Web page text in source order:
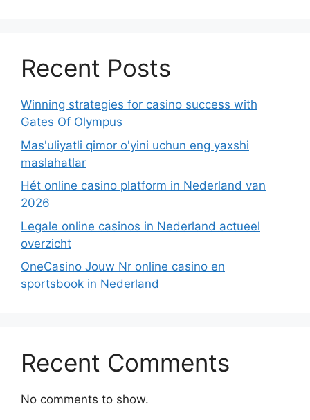
Recent Posts
Winning strategies for casino success with
Gates Of Olympus
Mas'uliyatli qimor o'yini uchun eng yaxshi
maslahatlar
Hét online casino platform in Nederland van
2026
Legale online casinos in Nederland actueel
overzicht
OneCasino Jouw Nr online casino en
sportsbook in Nederland
Recent Comments
No comments to show.